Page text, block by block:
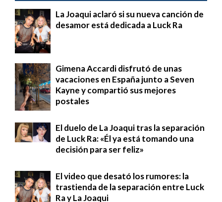
La Joaqui aclaró si su nueva canción de
desamor está dedicada a Luck Ra
Gimena Accardi disfrutó de unas
vacaciones en España junto a Seven
Kayne y compartió sus mejores
postales
El duelo de La Joaqui tras la separación
de Luck Ra: «Él ya está tomando una
decisión para ser feliz»
El video que desató los rumores: la
trastienda de la separación entre Luck
Ra y La Joaqui